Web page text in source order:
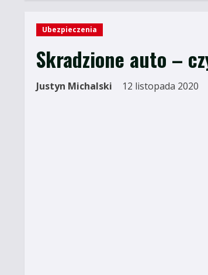
Ubezpieczenia
Skradzione auto –
Justyn Michalski 12 listopada 2020